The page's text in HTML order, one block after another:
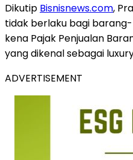
Dikutip Bisnisnews.com,
tidak berlaku bagi
kena Pajak Penjualan
yang dikenal sebagai
ADVERTISEMENT